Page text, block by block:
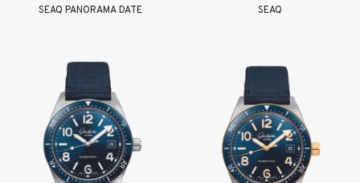
SEAQ PANORAMA DATE SEAQ